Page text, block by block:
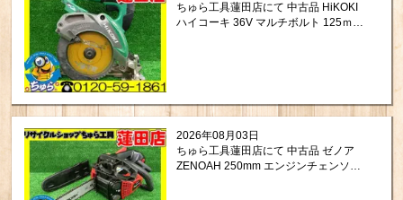
ちゅら工具蓮田店にて 中古品 HiKOKI
ハイコーキ 36V マルチボルト 125ｍｍ
2026年08月03日
ちゅら工具蓮田店にて 中古品 ゼノア
ZENOAH 250mm エンジンチェンソー